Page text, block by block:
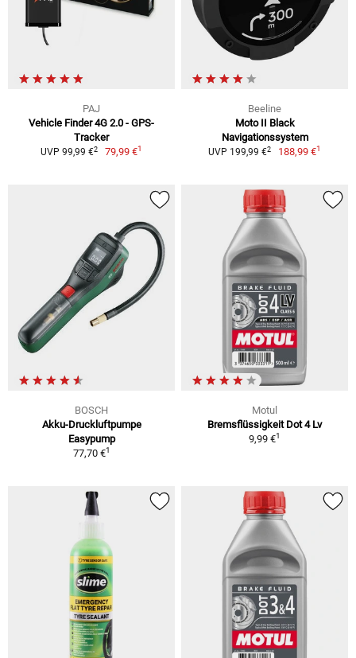
PAJ
Vehicle Finder 4G 2.0 - GPS-
Tracker
UVP 99,99 €2 79,99 €1
Beeline
Moto II Black
Navigationssystem
UVP 199,99 €2 188,99 €1
BOSCH
Akku-Druckluftpumpe
Easypump
77,70 €1
Motul
Bremsflüssigkeit Dot 4 Lv
9,99 €1